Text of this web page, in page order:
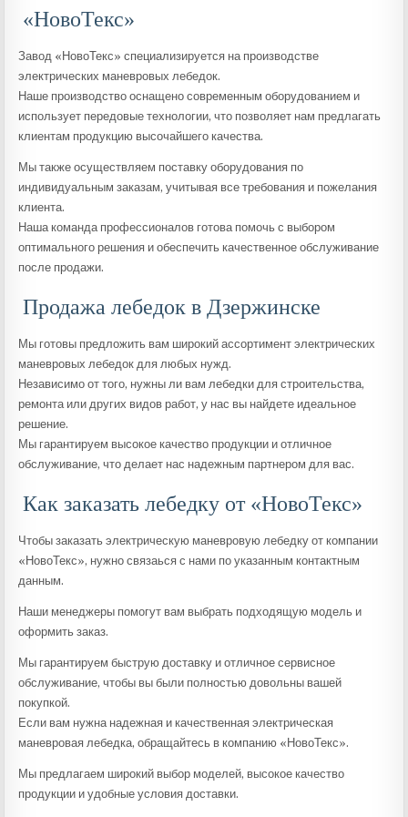
«НовоТекс»
Завод «НовоТекс» специализируется на производстве
электрических маневровых лебедок.
Наше производство оснащено современным оборудованием и
использует передовые технологии, что позволяет нам предлагать
клиентам продукцию высочайшего качества.
Мы также осуществляем поставку оборудования по
индивидуальным заказам, учитывая все требования и пожелания
клиента.
Наша команда профессионалов готова помочь с выбором
оптимального решения и обеспечить качественное обслуживание
после продажи.
Продажа лебедок в Дзержинске
Мы готовы предложить вам широкий ассортимент электрических
маневровых лебедок для любых нужд.
Независимо от того, нужны ли вам лебедки для строительства,
ремонта или других видов работ, у нас вы найдете идеальное
решение.
Мы гарантируем высокое качество продукции и отличное
обслуживание, что делает нас надежным партнером для вас.
Как заказать лебедку от «НовоТекс»
Чтобы заказать электрическую маневровую лебедку от компании
«НовоТекс», нужно связаься с нами по указанным контактным
данным.
Наши менеджеры помогут вам выбрать подходящую модель и
оформить заказ.
Мы гарантируем быструю доставку и отличное сервисное
обслуживание, чтобы вы были полностью довольны вашей
покупкой.
Если вам нужна надежная и качественная электрическая
маневровая лебедка, обращайтесь в компанию «НовоТекс».
Мы предлагаем широкий выбор моделей, высокое качество
продукции и удобные условия доставки.